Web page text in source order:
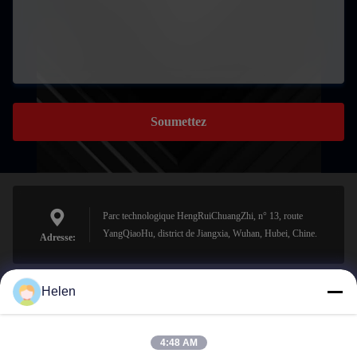
Soumettez
Adresse:
Parc technologique HengRuiChuangZhi, n° 13, route
YangQiaoHu, district de Jiangxia, Wuhan, Hubei, Chine.
sales@perfectlaser.net
Helen
4:48 AM